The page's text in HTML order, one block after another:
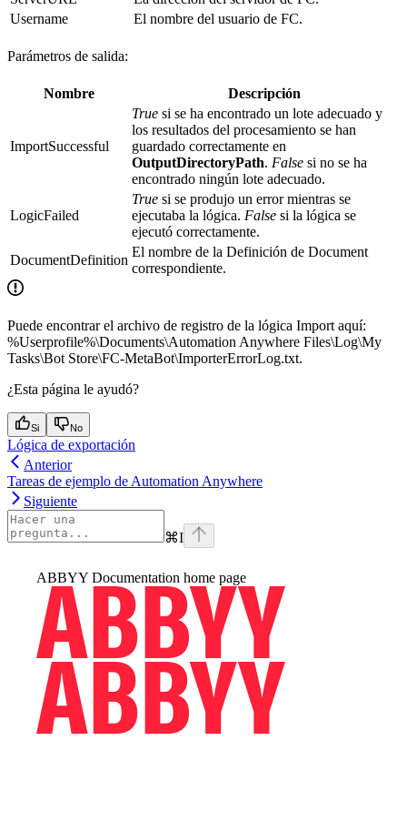
Username
El nombre del usuario de FC.
Parámetros de salida:
Nombre Descripción
ImportSuccessful
True si se ha encontrado un lote adecuado y
los resultados del procesamiento se han
guardado correctamente en
OutputDirectoryPath. False si no se ha
encontrado ningún lote adecuado.
LogicFailed
True si se produjo un error mientras se
ejecutaba la lógica. False si la lógica se
ejecutó correctamente.
DocumentDefinition
El nombre de la Definición de Document
correspondiente.
Puede encontrar el archivo de registro de la lógica Import aquí:
%Userprofile%\Documents\Automation Anywhere Files\Log\My
Tasks\Bot Store\FC-MetaBot\ImporterErrorLog.txt.
¿Esta página le ayudó?
Si No
Lógica de exportación
Anterior
Tareas de ejemplo de Automation Anywhere
Siguiente
⌘I
ABBYY Documentation home page